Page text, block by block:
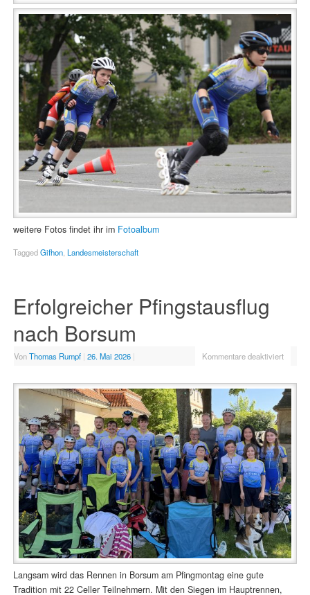
weitere Fotos findet ihr im Fotoalbum
TaggedGifhon, Landesmeisterschaft
Erfolgreicher Pfingstausflug
nach Borsum
VonThomas Rumpf | 26. Mai 2026 | Kommentare deaktiviert
Langsam wird das Rennen in Borsum am Pfingmontag eine gute
Tradition mit 22 Celler Teilnehmern. Mit den Siegen im Hauptrennen,